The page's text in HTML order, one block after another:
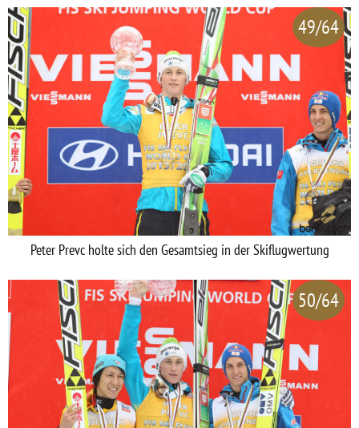
49/64
Peter Prevc holte sich den Gesamtsieg in der Skiflugwertung
50/64